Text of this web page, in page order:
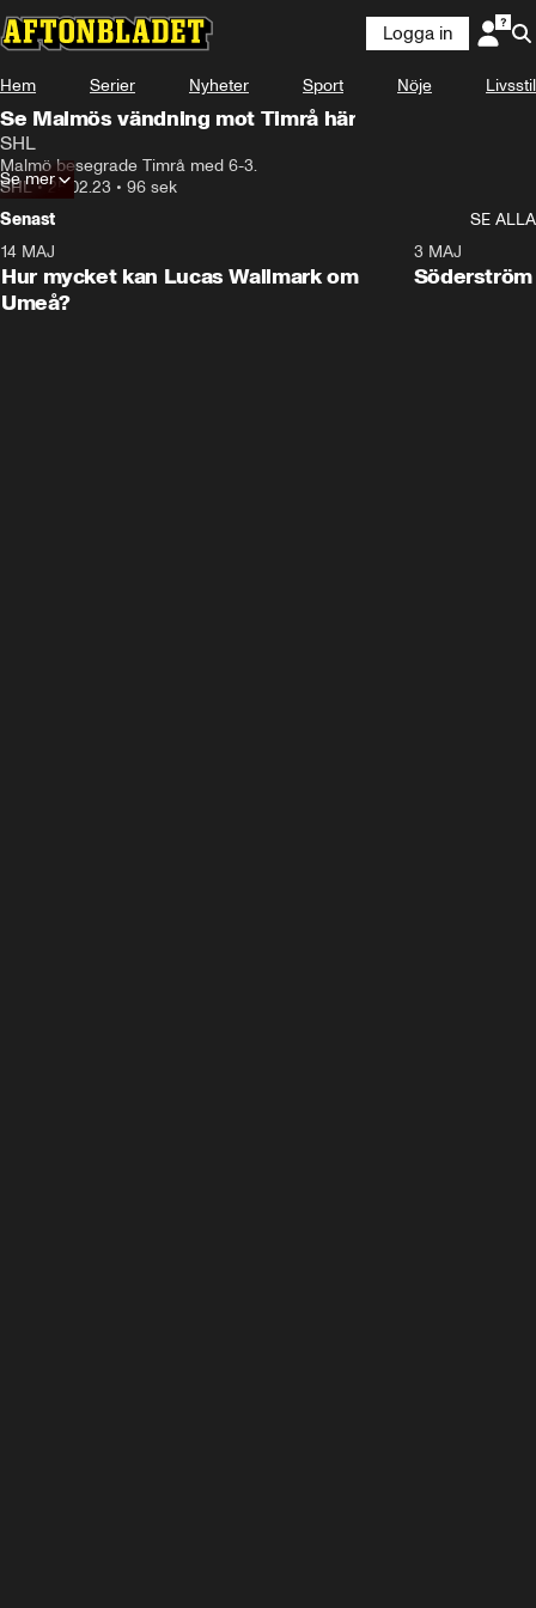
Logga in
Hem Serier Nyheter Sport Nöje Livsstil
Se Malmös vändning mot Timrå här
SHL
Malmö besegrade Timrå med 6-3.
SHL•25.02.23 • 96 sek
Se mer
Senast
SE ALLA
Plus
14 MAJ
Hur mycket kan Lucas Wallmark om
Umeå?
3 MAJ